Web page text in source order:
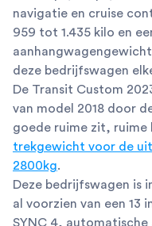
navigatie en cruise
959 tot 1.435 kilo en
deze bedrijfswagen
De Transit Custom
van model 2018 door
goede ruime zit,
trekgewicht voor de
2800kg.
Deze bedrijfswagen is
al voorzien van een 13
SYNC 4,